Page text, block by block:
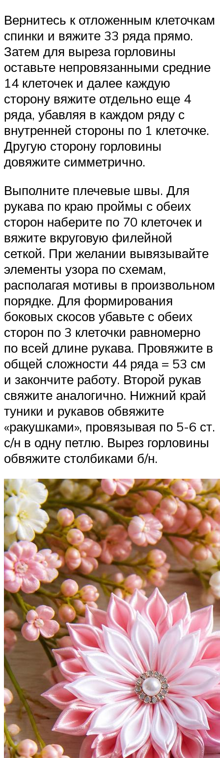
Вернитесь к отложенным клеточкам
спинки и вяжите 33 ряда прямо.
Затем для выреза горловины
оставьте непровязанными средние
14 клеточек и далее каждую
сторону вяжите отдельно еще 4
ряда, убавляя в каждом ряду с
внутренней стороны по 1 клеточке.
Другую сторону горловины
довяжите симметрично.
Выполните плечевые швы. Для
рукава по краю проймы с обеих
сторон наберите по 70 клеточек и
вяжите вкруговую филейной
сеткой. При желании вывязывайте
элементы узора по схемам,
располагая мотивы в произвольном
порядке. Для формирования
боковых скосов убавьте с обеих
сторон по 3 клеточки равномерно
по всей длине рукава. Провяжите в
общей сложности 44 ряда = 53 см
и закончите работу. Второй рукав
свяжите аналогично. Нижний край
туники и рукавов обвяжите
«ракушками», провязывая по 5-6 ст.
с/н в одну петлю. Вырез горловины
обвяжите столбиками б/н.